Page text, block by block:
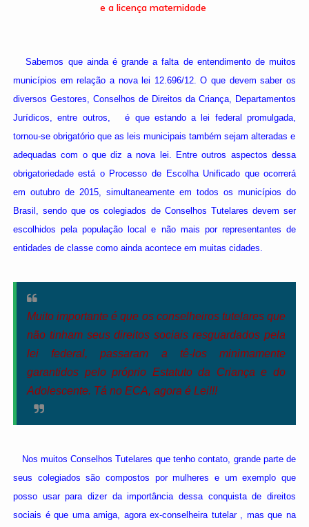
e a licença maternidade
Sabemos que ainda é grande a falta de entendimento de muitos
municípios em relação a nova lei 12.696/12. O que devem saber os
diversos Gestores, Conselhos de Direitos da Criança, Departamentos
Jurídicos, entre outros, é que estando a lei federal promulgada,
tornou-se obrigatório que as leis municipais também sejam alteradas e
adequadas com o que diz a nova lei. Entre outros aspectos dessa
obrigatoriedade está o Processo de Escolha Unificado que ocorrerá
em outubro de 2015, simultaneamente em todos os municípios do
Brasil, sendo que os colegiados de Conselhos Tutelares devem ser
escolhidos pela população local e não mais por representantes de
entidades de classe como ainda acontece em muitas cidades.
Muito importante é que os conselheiros tutelares que
não tinham seus direitos sociais resguardados pela
lei federal, passaram a tê-los minimamente
garantidos pelo próprio Estatuto da Criança e do
Adolescente. Tá no ECA, agora é Lei!!!
Nos muitos Conselhos Tutelares que tenho contato, grande parte de
seus colegiados são compostos por mulheres e um exemplo que
posso usar para dizer da importância dessa conquista de direitos
sociais é que uma amiga, agora ex-conselheira tutelar , mas que na